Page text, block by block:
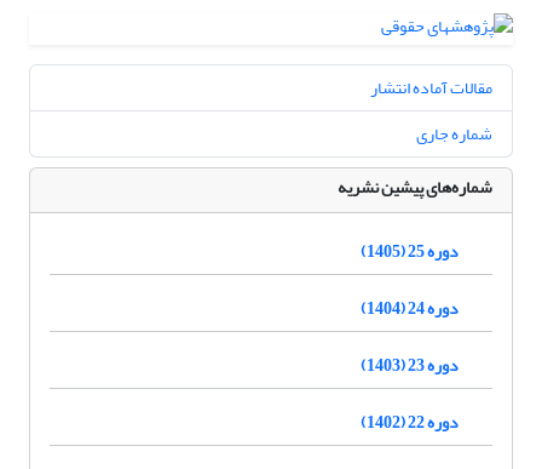
مقالات آماده انتشار
شماره جاری
شماره‌های پیشین نشریه
دوره 25 (1405)
دوره 24 (1404)
دوره 23 (1403)
دوره 22 (1402)